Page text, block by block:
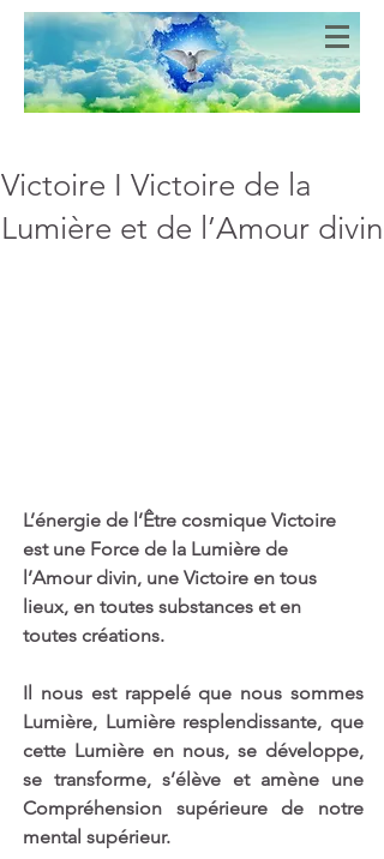
Bien-Aimés
COEURS DE LUMIERE
Victoire I Victoire de la
Lumière et de l’Amour divin
L’énergie de l’Être cosmique Victoire
est une Force de la Lumière de
l’Amour divin, une Victoire en tous
lieux, en toutes substances et en
toutes créations.
Il nous est rappelé que nous sommes
Lumière, Lumière resplendissante, que
cette Lumière en nous, se développe,
se transforme, s’élève et amène une
Compréhension supérieure de notre
mental supérieur.